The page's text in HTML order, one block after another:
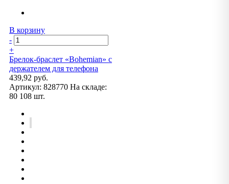
В корзину
-
+
Брелок-браслет «Bohemian» с
держателем для телефона
439,92 руб.
Артикул: 828770 На складе:
80 108 шт.